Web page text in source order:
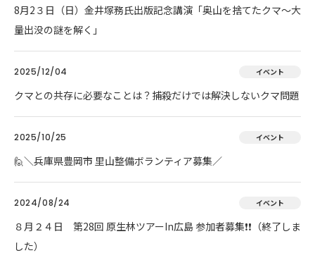
8月2３日（日）金井塚務氏出版記念講演「奥山を捨てたクマ～大
量出没の謎を解く」
2025/12/04 イベント
クマとの共存に必要なことは？捕殺だけでは解決しないクマ問題
2025/10/25 イベント
🙋＼兵庫県豊岡市 里山整備ボランティア募集／
2024/08/24 イベント
８月２４日 第28回 原生林ツアーIn広島 参加者募集❗❗（終了しま
した）